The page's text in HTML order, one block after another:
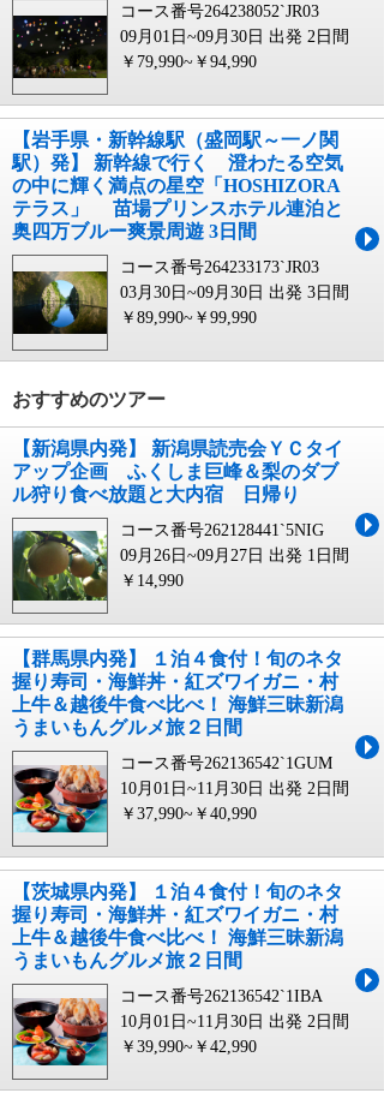
コース番号264238052`JR03
09月01日~09月30日 出発 2日間
￥79,990~￥94,990
【岩手県・新幹線駅（盛岡駅～一ノ関
駅）発】 新幹線で行く 澄わたる空気
の中に輝く満点の星空「HOSHIZORA
テラス」 苗場プリンスホテル連泊と
奥四万ブルー爽景周遊 3日間
コース番号264233173`JR03
03月30日~09月30日 出発 3日間
￥89,990~￥99,990
おすすめのツアー
【新潟県内発】 新潟県読売会ＹＣタイ
アップ企画 ふくしま巨峰＆梨のダブ
ル狩り食べ放題と大内宿 日帰り
コース番号262128441`5NIG
09月26日~09月27日 出発 1日間
￥14,990
【群馬県内発】 １泊４食付！旬のネタ
握り寿司・海鮮丼・紅ズワイガニ・村
上牛＆越後牛食べ比べ！ 海鮮三昧新潟
うまいもんグルメ旅２日間
コース番号262136542`1GUM
10月01日~11月30日 出発 2日間
￥37,990~￥40,990
【茨城県内発】 １泊４食付！旬のネタ
握り寿司・海鮮丼・紅ズワイガニ・村
上牛＆越後牛食べ比べ！ 海鮮三昧新潟
うまいもんグルメ旅２日間
コース番号262136542`1IBA
10月01日~11月30日 出発 2日間
￥39,990~￥42,990